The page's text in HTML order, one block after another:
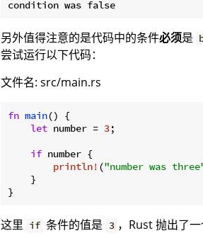
另外值得注意的是代码中的条件必须是
尝试运行以下代码：
文件名: src/main.rs
fn main() {
let number = 3;
if number {
println! ("number was
    }
}
这里 if 条件的值是 3 ，Rust 抛出了一